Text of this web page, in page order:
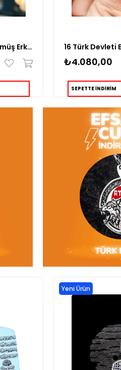
Osmanlı Devlet Armalı Gümüş Erkek Yüzük
₺4.080,00
SEPETTE İNDİRİM
Yeni Ürün